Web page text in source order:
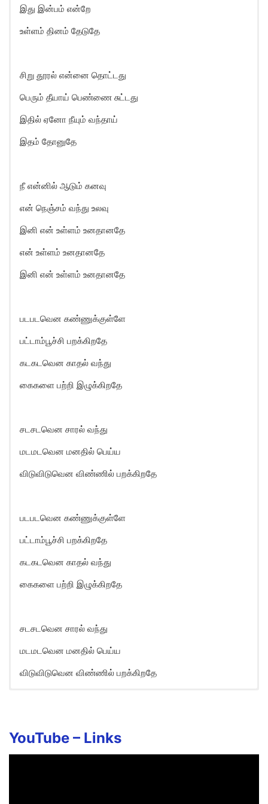
இது இன்பம் என்றே
உள்ளம் தினம் தேடுதே
சிறு தூரல் என்னை தொட்டது
பெரும் தீயாய் பெண்ணை சுட்டது
இதில் ஏனோ நீயும் வந்தாய்
இதம் தோனுதே
நீ என்னில் ஆடும் கனவு
என் நெஞ்சம் வந்து உலவு
இனி என் உள்ளம் உனதானதே
என் உள்ளம் உனதானதே
இனி என் உள்ளம் உனதானதே
படபடவென கண்ணுக்குள்ளே
பட்டாம்பூச்சி பறக்கிறதே
கடகடவென காதல் வந்து
கைகளை பற்றி இழுக்கிறதே
சடசடவென சாரல் வந்து
மடமடவென மனதில் பெய்ய
விடுவிடுவென விண்ணில் பறக்கிறதே
படபடவென கண்ணுக்குள்ளே
பட்டாம்பூச்சி பறக்கிறதே
கடகடவென காதல் வந்து
கைகளை பற்றி இழுக்கிறதே
சடசடவென சாரல் வந்து
மடமடவென மனதில் பெய்ய
விடுவிடுவென விண்ணில் பறக்கிறதே
YouTube – Links